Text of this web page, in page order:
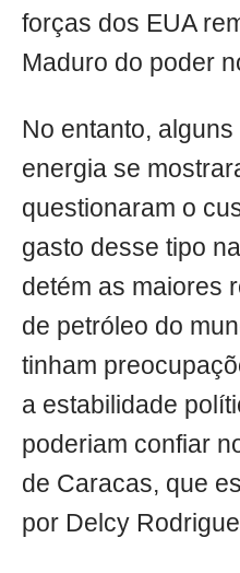
forças dos EUA
Maduro do poder
No entanto,
energia se
questionaram o
gasto desse tipo
detém as maiores
de petróleo do
tinham
a estabilidade
poderiam confiar
de Caracas, que
por Delcy